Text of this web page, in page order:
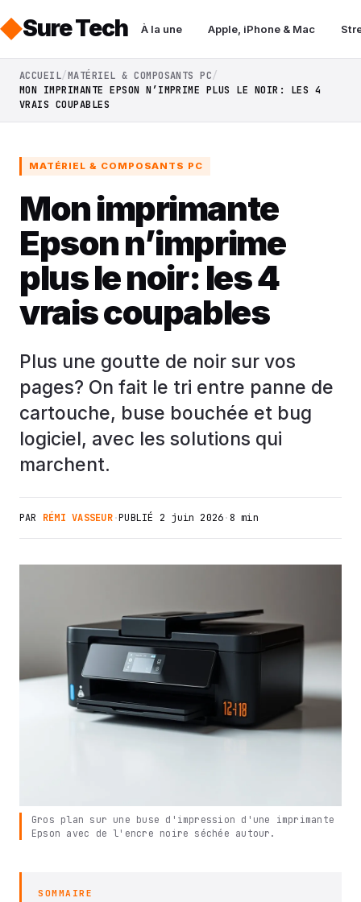
Sure Tech À la une Apple, iPhone & Mac
ACCUEIL MATÉRIEL & COMPOSANTS PC
MON IMPRIMANTE EPSON N’IMPRIME PLUS LE NOIR: LES 4
VRAIS COUPABLES
MATÉRIEL & COMPOSANTS PC
Mon imprimante
Epson n’imprime
plus le noir: les 4
vrais coupables
Plus une goutte de noir sur vos
pages? On fait le tri entre panne de
cartouche, buse bouchée et bug
logiciel, avec les solutions qui
marchent.
PAR RÉMI VASSEUR·PUBLIÉ 2 juin 2026· 8 min
Gros plan sur une buse d'impression d'une imprimante
Epson avec de l'encre noire séchée autour.
SOMMAIRE